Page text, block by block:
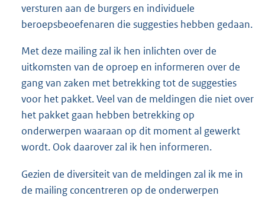
versturen aan de burgers en individuele
beroepsbeoefenaren die suggesties hebben gedaan.
Met deze mailing zal ik hen inlichten over de
uitkomsten van de oproep en informeren over de
gang van zaken met betrekking tot de suggesties
voor het pakket. Veel van de meldingen die niet over
het pakket gaan hebben betrekking op
onderwerpen waaraan op dit moment al gewerkt
wordt. Ook daarover zal ik hen informeren.
Gezien de diversiteit van de meldingen zal ik me in
de mailing concentreren op de onderwerpen